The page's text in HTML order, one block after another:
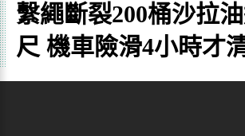
繫繩斷裂200桶沙拉
尺 機車險滑4小時才